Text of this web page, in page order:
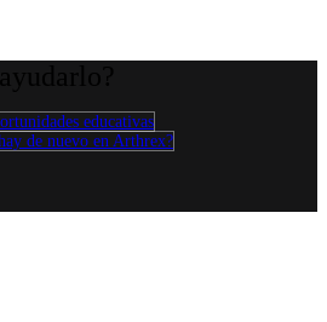
educativas
de nuevo en Arthrex?